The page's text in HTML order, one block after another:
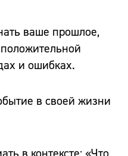
ваше прошлое,
и ошибках.
в своей жизни